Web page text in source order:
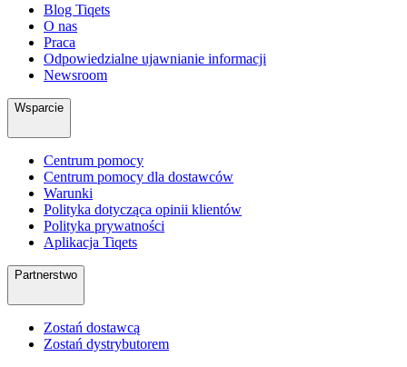
Blog Tiqets
O nas
Praca
Odpowiedzialne ujawnianie informacji
Newsroom
Wsparcie
Centrum pomocy
Centrum pomocy dla dostawców
Warunki
Polityka dotycząca opinii klientów
Polityka prywatności
Aplikacja Tiqets
Partnerstwo
Zostań dostawcą
Zostań dystrybutorem